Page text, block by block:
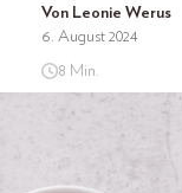
Von Leonie Werus
6. August 2024
8 Min.